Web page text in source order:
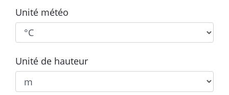
Unité météo
Unité de hauteur